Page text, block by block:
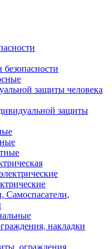
защиты человека
защиты
Самоспасатели,
накладки
ограждения,